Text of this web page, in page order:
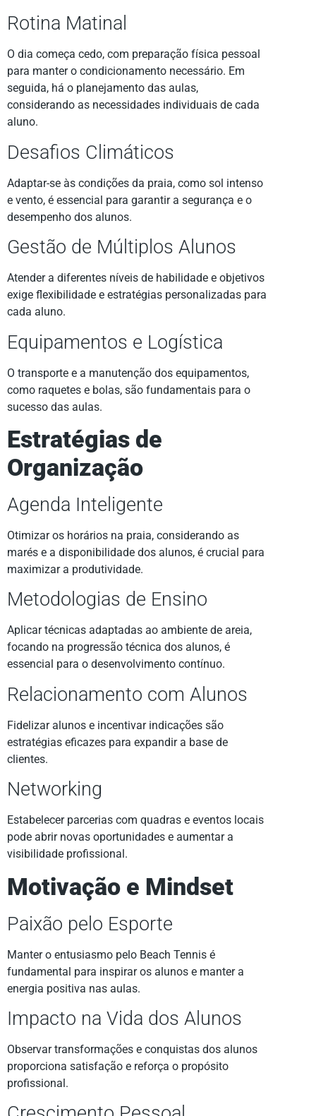
Rotina Matinal
O dia começa cedo, com preparação física pessoal
para manter o condicionamento necessário. Em
seguida, há o planejamento das aulas,
considerando as necessidades individuais de cada
aluno.
Desafios Climáticos
Adaptar-se às condições da praia, como sol intenso
e vento, é essencial para garantir a segurança e o
desempenho dos alunos.
Gestão de Múltiplos Alunos
Atender a diferentes níveis de habilidade e objetivos
exige flexibilidade e estratégias personalizadas para
cada aluno.
Equipamentos e Logística
O transporte e a manutenção dos equipamentos,
como raquetes e bolas, são fundamentais para o
sucesso das aulas.
Estratégias de
Organização
Agenda Inteligente
Otimizar os horários na praia, considerando as
marés e a disponibilidade dos alunos, é crucial para
maximizar a produtividade.
Metodologias de Ensino
Aplicar técnicas adaptadas ao ambiente de areia,
focando na progressão técnica dos alunos, é
essencial para o desenvolvimento contínuo.
Relacionamento com Alunos
Fidelizar alunos e incentivar indicações são
estratégias eficazes para expandir a base de
clientes.
Networking
Estabelecer parcerias com quadras e eventos locais
pode abrir novas oportunidades e aumentar a
visibilidade profissional.
Motivação e Mindset
Paixão pelo Esporte
Manter o entusiasmo pelo Beach Tennis é
fundamental para inspirar os alunos e manter a
energia positiva nas aulas.
Impacto na Vida dos Alunos
Observar transformações e conquistas dos alunos
proporciona satisfação e reforça o propósito
profissional.